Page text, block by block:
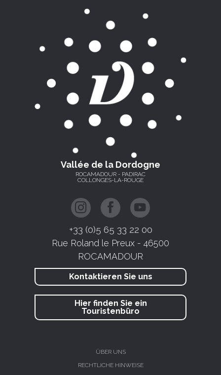
Vallée de la Dordogne
ROCAMADOUR - PADIRAC
COLLONGES-LA-ROUGE
+33 (0)5 65 33 22 00
Rue Roland le Preux - 46500
ROCAMADOUR
Kontaktieren Sie uns
Hier finden Sie ein
Touristenbüro
ÜBER UNS
RECHTLICHE HINWEISE